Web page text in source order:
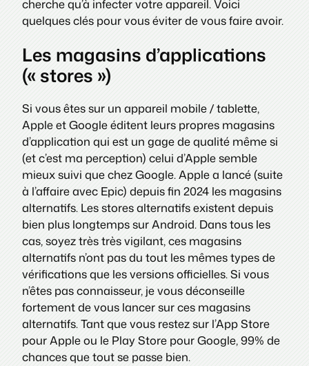
cherche qu’à infecter votre appareil. Voici
quelques clés pour vous éviter de vous faire avoir.
Les magasins d’applications
(« stores »)
Si vous êtes sur un appareil mobile / tablette,
Apple et Google éditent leurs propres magasins
d’application qui est un gage de qualité même si
(et c’est ma perception) celui d’Apple semble
mieux suivi que chez Google. Apple a lancé (suite
à l’affaire avec Epic) depuis fin 2024 les magasins
alternatifs. Les stores alternatifs existent depuis
bien plus longtemps sur Android. Dans tous les
cas, soyez très très vigilant, ces magasins
alternatifs n’ont pas du tout les mêmes types de
vérifications que les versions officielles. Si vous
n’êtes pas connaisseur, je vous déconseille
fortement de vous lancer sur ces magasins
alternatifs. Tant que vous restez sur l’App Store
pour Apple ou le Play Store pour Google, 99% de
chances que tout se passe bien.